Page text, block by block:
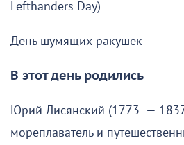
Lefthanders Day)
День шумящих ракушек
В этот день родились
Юрий Лисянский (1773 —
мореплаватель и